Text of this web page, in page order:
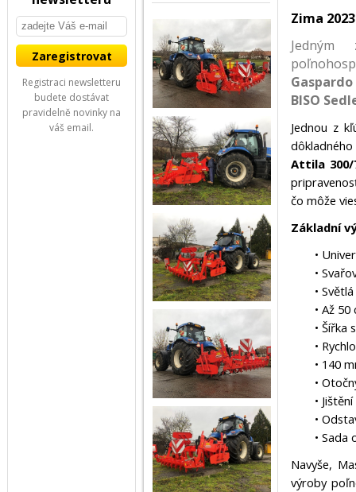
Zima
BISO
Jednou z
Attila 300/
čo môže
Základní
•
•
•
• Až
• Šířka
•
• 140
•
•
•
• Sada
Navyše,
výroby
Registraci newsletteru
budete dostávat
pravidelně novinky na
váš email.